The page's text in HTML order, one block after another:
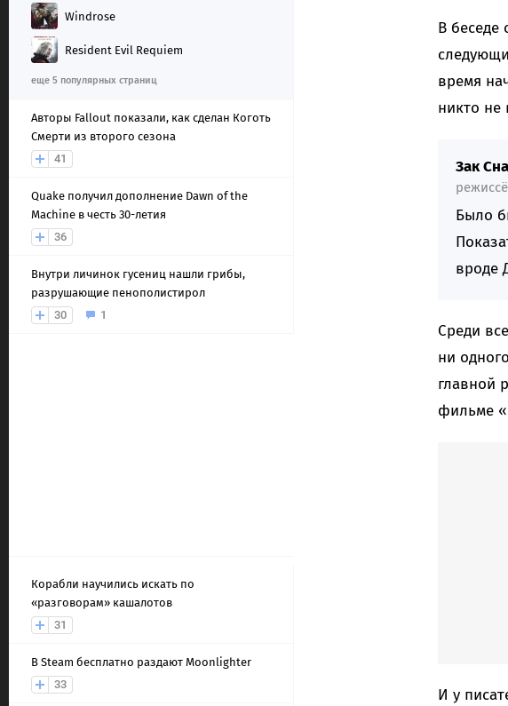
Windrose
Resident Evil Requiem
еще 5 популярных страниц
Авторы Fallout показали, как сделан Коготь
Смерти из второго сезона
41
Quake получил дополнение Dawn of the
Machine в честь 30-летия
36
Внутри личинок гусениц нашли грибы,
разрушающие пенополистирол
30
1
Корабли научились искать по
«разговорам» кашалотов
31
В Steam бесплатно раздают Moonlighter
33
В беседе
время
никто не
Зак
Было
вроде
Среди
ни
главной
фильме
И у